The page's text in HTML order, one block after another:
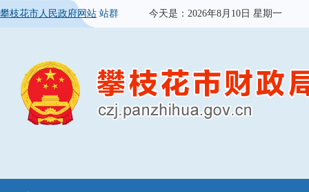
攀枝花市人民政府网站 站群 今天是： 2026年8月10日 星期一